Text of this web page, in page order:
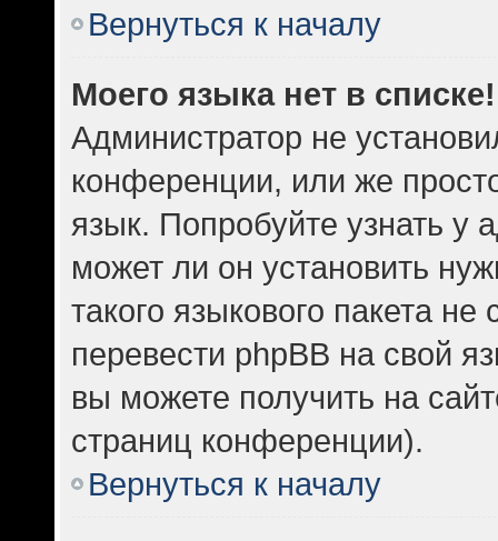
Вернуться к началу
Моего языка нет в списке!
Администратор не
конференции, или же
язык. Попробуйте узнать у
может ли он установить
такого языкового пакета
перевести phpBB на свой
вы можете получить на
страниц конференции).
Вернуться к началу